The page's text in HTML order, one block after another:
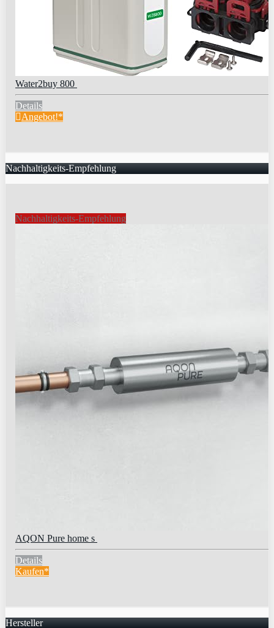
Water2buy 800
Details
Angebot!*
Nachhaltigkeits-Empfehlung
Nachhaltigkeits-Empfehlung
AQON Pure home s
Details
Kaufen*
Hersteller